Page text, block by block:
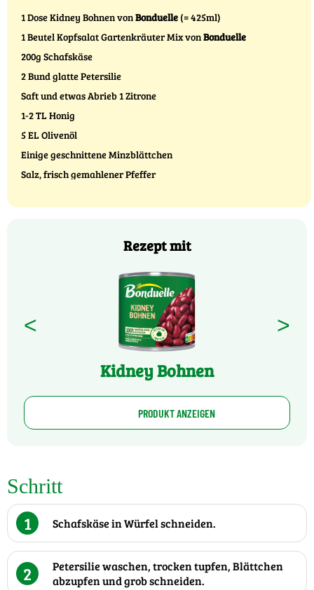
1 Dose Kidney Bohnen vonBonduelle (= 425ml)
1 Beutel Kopfsalat Gartenkräuter Mix vonBonduelle
200g Schafskäse
2 Bund glatte Petersilie
Saft und etwas Abrieb 1 Zitrone
1-2 TL Honig
5 EL Olivenöl
Einige geschnittene Minzblättchen
Salz, frisch gemahlener Pfeffer
Rezept mit
<
Kidney Bohnen
>
PRODUKT ANZEIGEN
Schritt
1
Schafskäse in Würfel schneiden.
2
Petersilie waschen, trocken tupfen, Blättchen
abzupfen und grob schneiden.